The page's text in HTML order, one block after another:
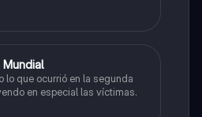
lo que ocurrió en la segunda
en especial las víctimas.